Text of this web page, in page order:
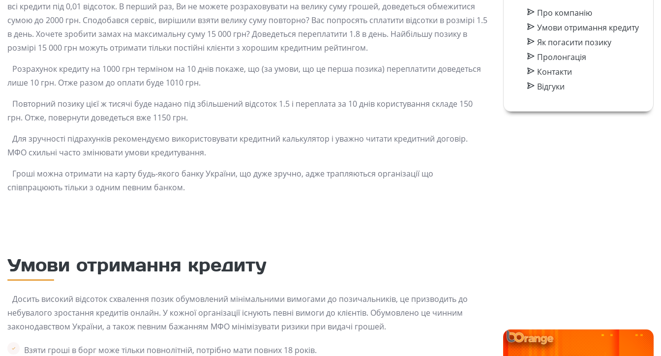
всі кредити під 0,01 відсоток. В перший раз, Ви не можете розраховувати на велику суму грошей, доведеться обмежитися
сумою до 2000 грн. Сподобався сервіс, вирішили взяти велику суму повторно? Вас попросять сплатити відсотки в розмірі 1.5
в день. Хочете зробити замах на максимальну суму 15 000 грн? Доведеться переплатити 1.8 в день. Найбільшу позику в
розмірі 15 000 грн можуть отримати тільки постійні клієнти з хорошим кредитним рейтингом.
Розрахунок кредиту на 1000 грн терміном на 10 днів покаже, що (за умови, що це перша позика) переплатити доведеться
лише 10 грн. Отже разом до оплати буде 1010 грн.
Повторний позику цієї ж тисячі буде надано під збільшений відсоток 1.5 і переплата за 10 днів користування складе 150
грн. Отже, повернути доведеться вже 1150 грн.
Для зручності підрахунків рекомендуємо використовувати кредитний калькулятор і уважно читати кредитний договір.
МФО схильні часто змінювати умови кредитування.
Гроші можна отримати на карту будь-якого банку України, що дуже зручно, адже трапляються організації що
співпрацюють тільки з одним певним банком.
Умови отримання кредиту
Досить високий відсоток схвалення позик обумовлений мінімальними вимогами до позичальників, це призводить до
небувалого зростання кредитів онлайн. У кожної організації існують певні вимоги до клієнтів. Обумовлено це чинним
законодавством України, а також певним бажанням МФО мінімізувати ризики при видачі грошей.
Взяти гроші в борг може тільки повнолітній, потрібно мати повних 18 років.
Про компанію
Умови отримання кредиту
Як погасити позику
Пролонгація
Контакти
Відгуки